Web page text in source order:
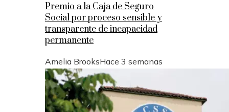
Premio a la Caja de Seguro
Social por proceso sensible y
transparente de incapacidad
permanente
Amelia BrooksHace 3 semanas